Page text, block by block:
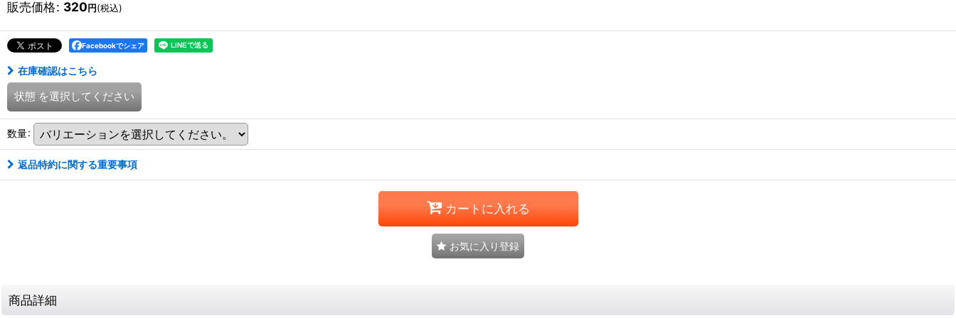
販売価格: 320円(税込)
Facebookでシェア
在庫確認はこちら
状態 を選択してください
数量:
返品特約に関する重要事項
カートに入れる
お気に入り登録
商品詳細